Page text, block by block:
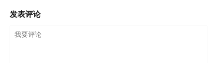
发表评论